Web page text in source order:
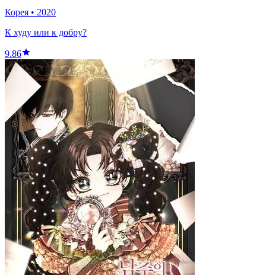
Корея • 2020
К худу или к добру?
9.86